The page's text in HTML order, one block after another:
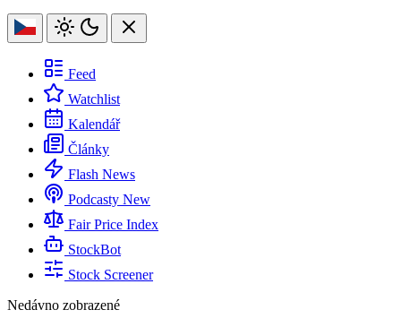
Feed
Watchlist
Kalendář
Články
Flash News
Podcasty New
Fair Price Index
StockBot
Stock Screener
Nedávno zobrazené